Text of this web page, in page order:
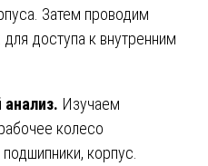
Затем проводим
доступа к внутренним
Изучаем
колесо
корпус.